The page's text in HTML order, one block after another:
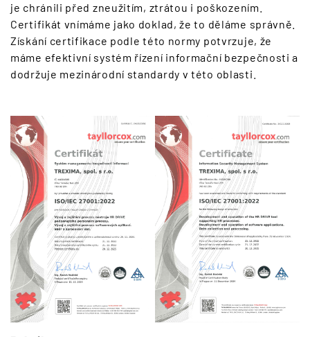
je chránili před zneužitím, ztrátou i poškozením.
Certifikát vnímáme jako doklad, že to děláme správně.
Získání certifikace podle této normy potvrzuje, že
máme efektivní systém řízení informační bezpečnosti a
dodržuje mezinárodní standardy v této oblasti.